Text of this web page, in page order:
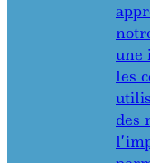
une
les
des